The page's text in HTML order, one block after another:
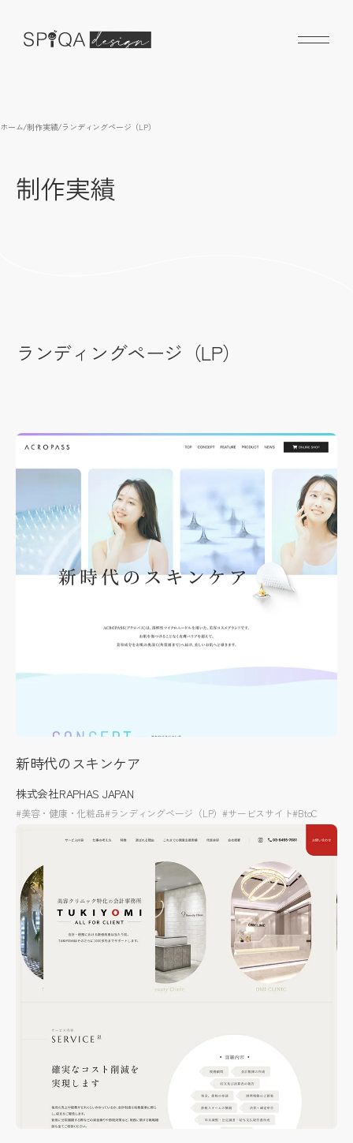
ホーム/制作実績/ランディングページ（LP）
制作実績
ランディングページ（LP）
新時代のスキンケア
株式会社RAPHAS JAPAN
#美容・健康・化粧品#ランディングページ（LP）#サービスサイト#BtoC